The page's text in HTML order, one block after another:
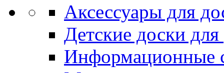
Аксессуары для
Детские доски
Информационные